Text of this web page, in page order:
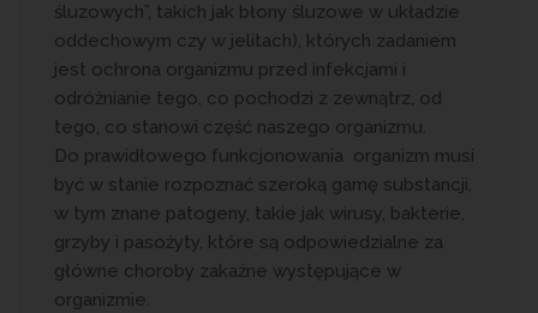
śluzowych”, takich jak błony śluzowe w układzie
oddechowym czy w jelitach), których zadaniem
jest ochrona organizmu przed infekcjami i
odróżnianie tego, co pochodzi z zewnątrz, od
tego, co stanowi część naszego organizmu.
Do prawidłowego funkcjonowania organizm musi
być w stanie rozpoznać szeroką gamę substancji,
w tym znane patogeny, takie jak wirusy, bakterie,
grzyby i pasożyty, które są odpowiedzialne za
główne choroby zakaźne występujące w
organizmie.